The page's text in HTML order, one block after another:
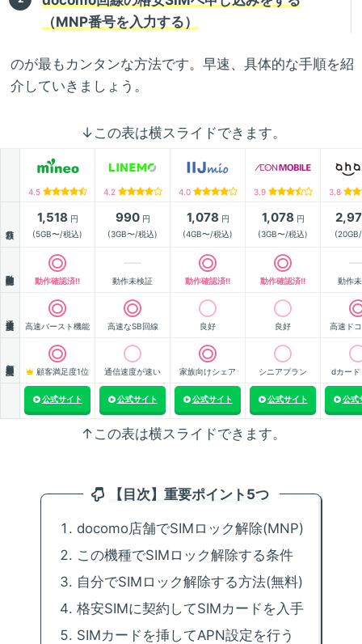
（MNP番号を入力する）
のが最もカンタンな方法です。早速、具体的な手順を紹
介していきましょう。
↓この表は横スライドできます。
4.5 4.2 4.0 3.9 3.8
1,518 円
(5GB〜/税込)
990円
(3GB〜/税込)
1,078 円
(4GB〜/税込)
1,078 円
(3GB〜/税込)
動作確認済!! 動作未検証 動作確認済!! 動作確認済!! 動作
高速バースト機能 高速なSB回線 良好 良好 高速ド
顧客満足度1位 通信速度が速い 家族向けシェア シニアプラン dカード
公式サイト 公式サイト 公式サイト 公式サイト 公式
↑この表は横スライドできます。
【目次】重要ポイント5つ
docomo店舗でSIMロック解除(MNP)
この機種でSIMロック解除する条件
自分でSIMロック解除する方法(無料)
格安SIMに契約してSIMカードを入手
SIMカードを挿してAPN設定を行う